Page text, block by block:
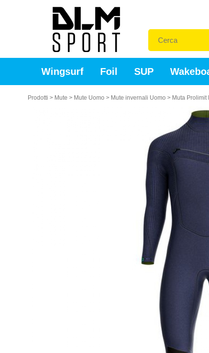
Wingsurf Foil SUP
Prodotti > Mute > Mute Uomo > Mute invernali Uomo > Muta Prolimit